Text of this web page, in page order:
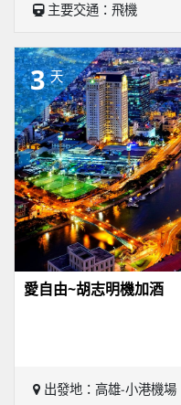
主要交通：飛機
3 天
愛自由~胡志明機加酒
出發地：高雄-小港機場